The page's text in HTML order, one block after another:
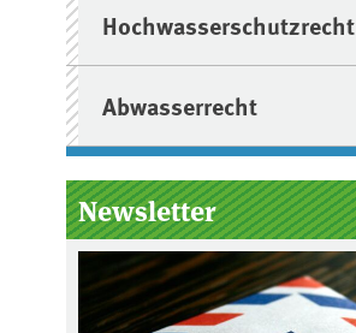
Hochwasserschutzrecht
Abwasserrecht
Newsletter